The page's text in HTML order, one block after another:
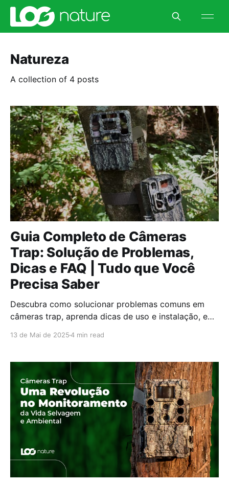
Natureza
A collection of 4 posts
Guia Completo de Câmeras
Trap: Solução de Problemas,
Dicas e FAQ | Tudo que Você
Precisa Saber
Descubra como solucionar problemas comuns em
câmeras trap, aprenda dicas de uso e instalação, e
13 de Mai de 20254 min read